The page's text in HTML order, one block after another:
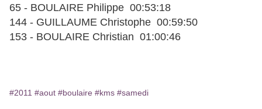
65 - BOULAIRE Philippe 00:53:18
144 - GUILLAUME Christophe 00:59:50
153 - BOULAIRE Christian 01:00:46
#2011 #aout #boulaire #kms #samedi